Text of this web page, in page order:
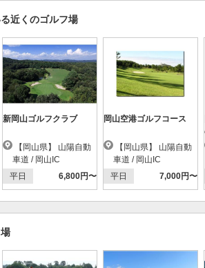
近くのゴルフ場
新岡山ゴルフクラブ
車道 / 岡山IC
平日
6,800円〜
岡山空港ゴルフコース
車道 / 岡山IC
平日
7,000円〜